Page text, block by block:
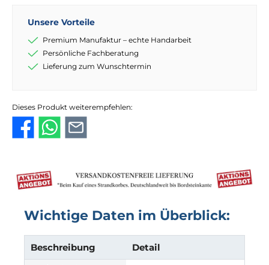
Unsere Vorteile
Premium Manufaktur – echte Handarbeit
Persönliche Fachberatung
Lieferung zum Wunschtermin
Dieses Produkt weiterempfehlen:
Wichtige Daten im Überblick:
Beschreibung
Detail